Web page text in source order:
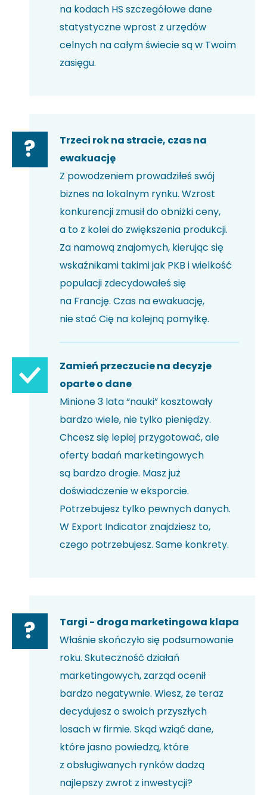
na kodach HS szczegółowe dane
statystyczne wprost z urzędów
celnych na całym świecie są w Twoim
zasięgu.
?
Trzeci rok na stracie, czas na
ewakuację
Z powodzeniem prowadziłeś swój
biznes na lokalnym rynku. Wzrost
konkurencji zmusił do obniżki ceny,
a to z kolei do zwiększenia produkcji.
Za namową znajomych, kierując się
wskaźnikami takimi jak PKB i wielkość
populacji zdecydowałeś się
na Francję. Czas na ewakuację,
nie stać Cię na kolejną pomyłkę.
Zamień przeczucie na decyzje
oparte o dane
Minione 3 lata “nauki” kosztowały
bardzo wiele, nie tylko pieniędzy.
Chcesz się lepiej przygotować, ale
oferty badań marketingowych
są bardzo drogie. Masz już
doświadczenie w eksporcie.
Potrzebujesz tylko pewnych danych.
W Export Indicator znajdziesz to,
czego potrzebujesz. Same konkrety.
?
Targi - droga marketingowa klapa
Właśnie skończyło się podsumowanie
roku. Skuteczność działań
marketingowych, zarząd ocenił
bardzo negatywnie. Wiesz, że teraz
decydujesz o swoich przyszłych
losach w firmie. Skąd wziąć dane,
które jasno powiedzą, które
z obsługiwanych rynków dadzą
najlepszy zwrot z inwestycji?